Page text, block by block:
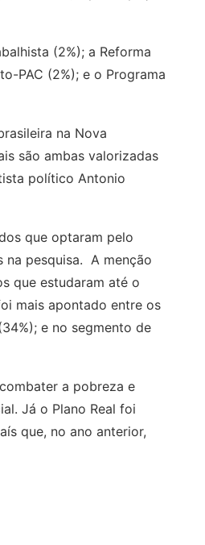
(2%); a Reforma
PAC (2%); e o Programa
na Nova
são ambas valorizadas
político Antonio
que optaram pelo
na pesquisa. A menção
que estudaram até o
mais apontado entre os
e no segmento de
a pobreza e
Já o Plano Real foi
que, no ano anterior,